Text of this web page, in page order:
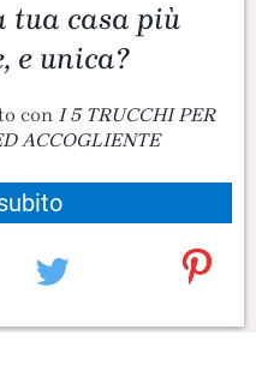
tua casa più
e unica?
con I 5 TRUCCHI PER
ACCOGLIENTE